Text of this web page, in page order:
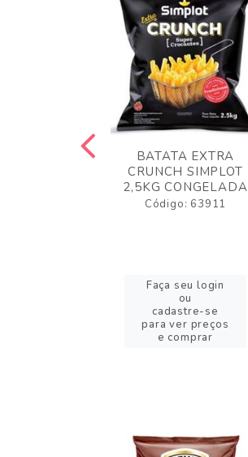
BATATA EXTRA
CRUNCH SIMPLOT
2,5KG CONGELADA
Código: 63911
Faça seu login
ou
cadastre-se
para ver preços
e comprar